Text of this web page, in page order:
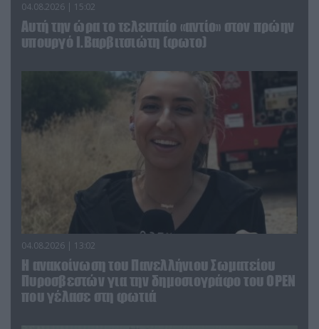
04.08.2026 | 15:02
Αυτή την ώρα το τελευταίο «αντίο» στον πρώην
υπουργό Ι.Βαρβιτσιώτη (φωτο)
04.08.2026 | 13:02
Η ανακοίνωση του Πανελλήνιου Σωματείου
Πυροσβεστών για την δημοσιογράφο του OPEN
που γέλασε στη φωτιά